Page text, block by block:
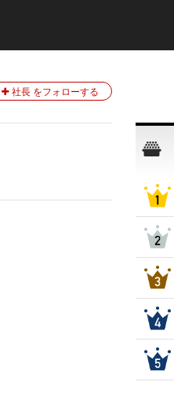
社長 をフォローする